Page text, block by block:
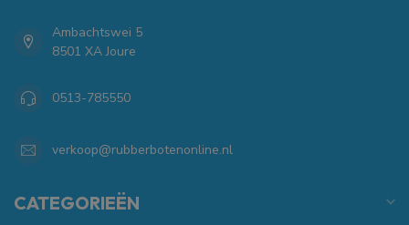
Ambachtswei 5
8501 XA Joure
0513-785550
verkoop@rubberbotenonline.nl
CATEGORIEËN